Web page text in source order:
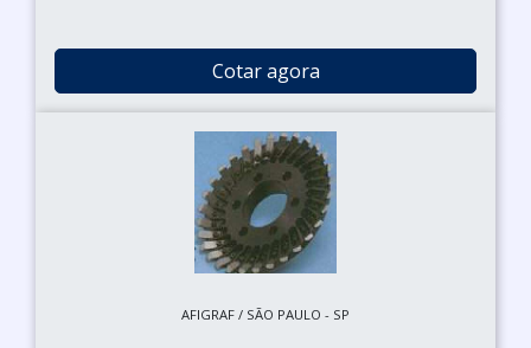
Cotar agora
AFIGRAF / SÃO PAULO - SP